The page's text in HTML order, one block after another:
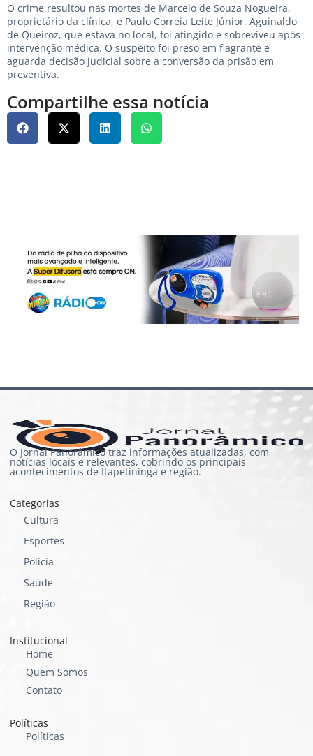
O crime resultou nas mortes de Marcelo de Souza Nogueira,
proprietário da clínica, e Paulo Correia Leite Júnior. Aguinaldo
de Queiroz, que estava no local, foi atingido e sobreviveu após
intervenção médica. O suspeito foi preso em flagrante e
aguarda decisão judicial sobre a conversão da prisão em
preventiva.
Compartilhe essa notícia
O Jornal Panorâmico traz informações atualizadas, com
notícias locais e relevantes, cobrindo os principais
acontecimentos de Itapetininga e região.
Categorias
Cultura
Esportes
Polícia
Saúde
Região
Institucional
Home
Quem Somos
Contato
Políticas
Políticas